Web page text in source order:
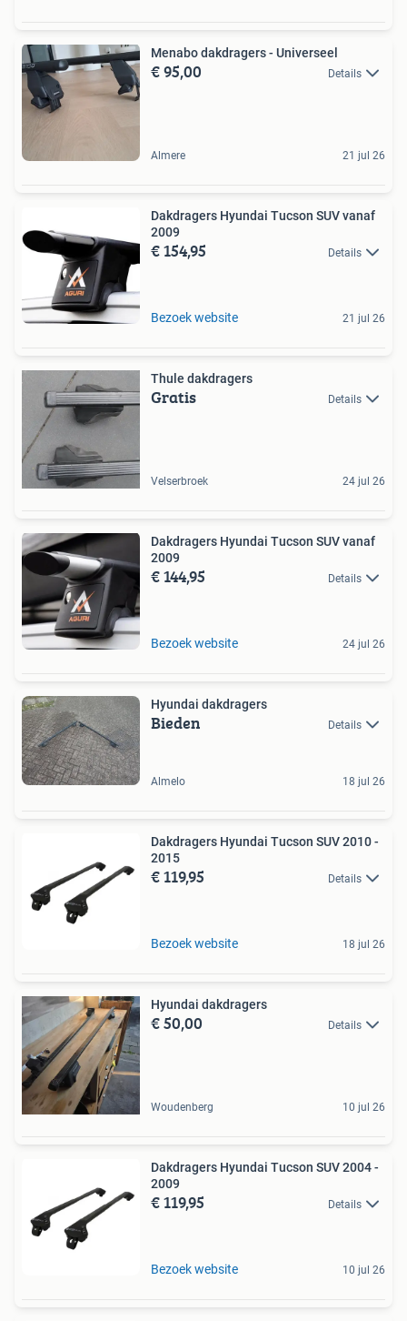
Menabo dakdragers - Universeel
€ 95,00 Details
Almere 21 jul 26
Dakdragers Hyundai Tucson SUV vanaf
2009
€ 154,95 Details
Bezoek website 21 jul 26
Thule dakdragers
Gratis Details
Velserbroek 24 jul 26
Dakdragers Hyundai Tucson SUV vanaf
2009
€ 144,95 Details
Bezoek website 24 jul 26
Hyundai dakdragers
Bieden Details
Almelo 18 jul 26
Dakdragers Hyundai Tucson SUV 2010 -
2015
€ 119,95 Details
Bezoek website 18 jul 26
Hyundai dakdragers
€ 50,00 Details
Woudenberg 10 jul 26
Dakdragers Hyundai Tucson SUV 2004 -
2009
€ 119,95 Details
Bezoek website 10 jul 26